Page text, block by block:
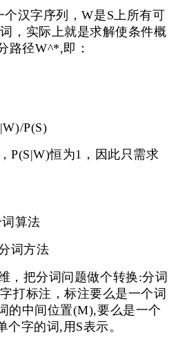
汉字序列，W是S上所有可
，实际上就是求解使条件概
路径W^*,即：
P(S)
P(S|W)恒为1，因此只需求
算法
词方法
把分词问题做个转换:分词
打标注，标注要么是一个词
的中间位置(M),要么是一个
字的词,用S表示。